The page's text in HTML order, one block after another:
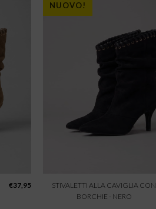
€37,95
NUOVO!
STIVALETTI ALLA CAVIGLIA CON
BORCHIE - NERO